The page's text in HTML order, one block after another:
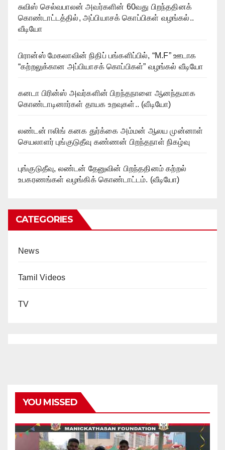
சுவிஸ் செல்வபாலன் அவர்களின் 60வது பிறந்ததினக்
கொண்டாட்டத்தில், அப்பியாசக் கொப்பிகள் வழங்கல்..
வீடியோ
பிரான்ஸ் மேகலாவின் நிதிப் பங்களிப்பில், “M.F” ஊடாக
“கற்றலுக்கான அப்பியாசக் கொப்பிகள்” வழங்கல் வீடியோ
கனடா பிரின்ஸ் அவர்களின் பிறந்தநாளை ஆனந்தமாக
கொண்டாடினார்கள் தாயக உறவுகள்.. (வீடியோ)
லண்டன் ஈலிங் கனக துர்க்கை அம்மன் ஆலய முன்னாள்
செயலாளர் புங்குடுதீவு கண்ணன் பிறந்தநாள் நிகழ்வு
புங்குடுதீவு, லண்டன் தேனுவின் பிறந்ததினம் கற்றல்
உபகரணங்கள் வழங்கிக் கொண்டாட்டம். (வீடியோ)
CATEGORIES
News
Tamil Videos
TV
YOU MISSED